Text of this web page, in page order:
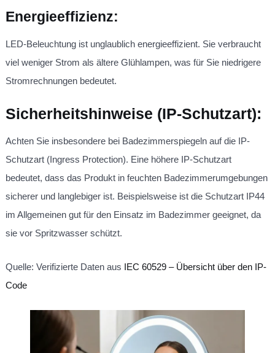
Energieeffizienz:
LED-Beleuchtung ist unglaublich energieeffizient. Sie verbraucht
viel weniger Strom als ältere Glühlampen, was für Sie niedrigere
Stromrechnungen bedeutet.
Sicherheitshinweise (IP-Schutzart):
Achten Sie insbesondere bei Badezimmerspiegeln auf die IP-
Schutzart (Ingress Protection). Eine höhere IP-Schutzart
bedeutet, dass das Produkt in feuchten Badezimmerumgebungen
sicherer und langlebiger ist. Beispielsweise ist die Schutzart IP44
im Allgemeinen gut für den Einsatz im Badezimmer geeignet, da
sie vor Spritzwasser schützt.
Quelle: Verifizierte Daten aus IEC 60529 – Übersicht über den IP-
Code